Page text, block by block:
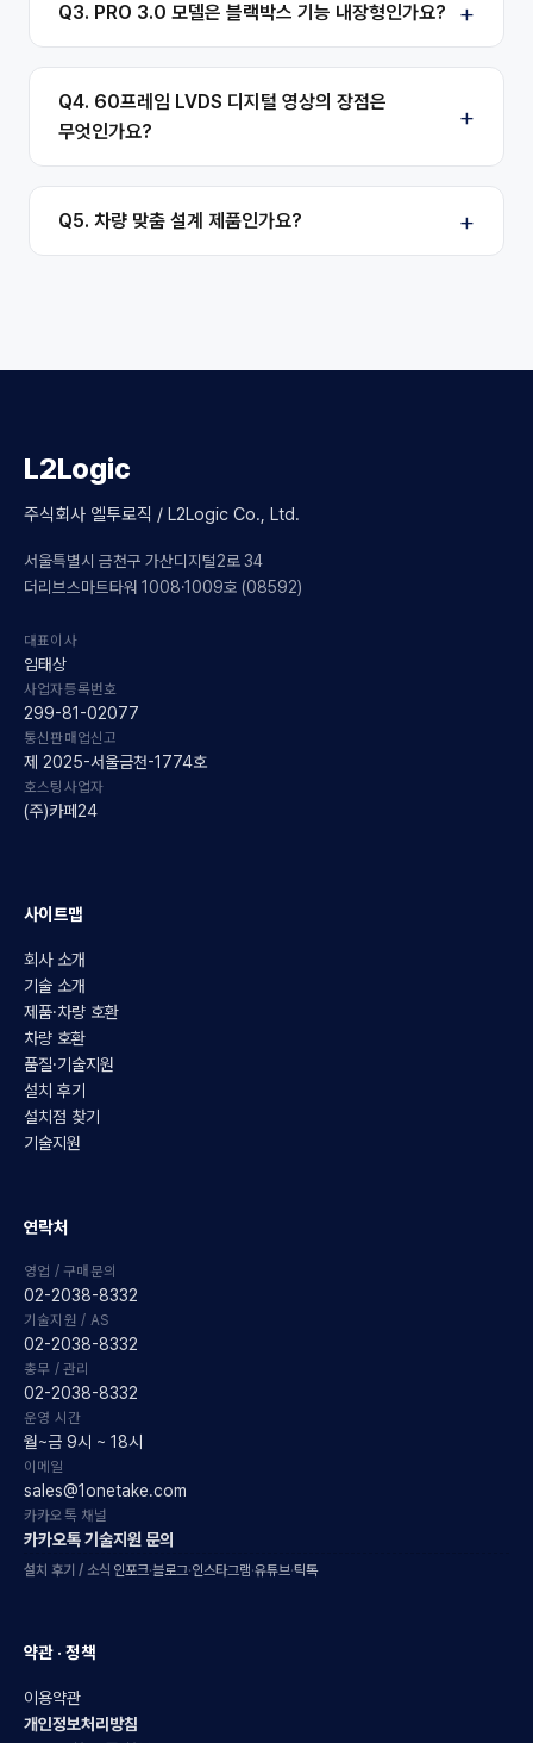
Q3. PRO 3.0 모델은 블랙박스 기능 내장형인가요?
Q4. 60프레임 LVDS 디지털 영상의 장점은
무엇인가요?
Q5. 차량 맞춤 설계 제품인가요?
L2Logic
주식회사 엘투로직 / L2Logic Co., Ltd.
서울특별시 금천구 가산디지털2로 34
더리브스마트타워 1008·1009호 (08592)
대표이사
임태상
사업자등록번호
299-81-02077
통신판매업신고
제 2025-서울금천-1774호
호스팅사업자
(주)카페24
사이트맵
회사 소개
기술 소개
제품·차량 호환
차량 호환
품질·기술지원
설치 후기
설치점 찾기
기술지원
연락처
영업 / 구매문의
02-2038-8332
기술지원 / AS
02-2038-8332
총무 / 관리
02-2038-8332
운영 시간
월~금 9시 ~ 18시
이메일
sales@1onetake.com
카카오톡 채널
카카오톡 기술지원 문의
설치 후기 / 소식 인포크·블로그·인스타그램·유튜브·틱톡
약관 · 정책
이용약관
개인정보처리방침